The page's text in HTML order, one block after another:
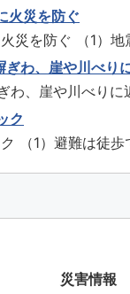
ブルなどの下に
。 （2）非常脱
ょう。 ...
火災を防ぐ
災を防ぐ （1）
を消しましょう
ス器具は元栓を締
万一出...
わ、崖や川べり
、崖や川べりに
ンクリート塀が
れやすくなって
ク
（1）避難は徒
災害情報